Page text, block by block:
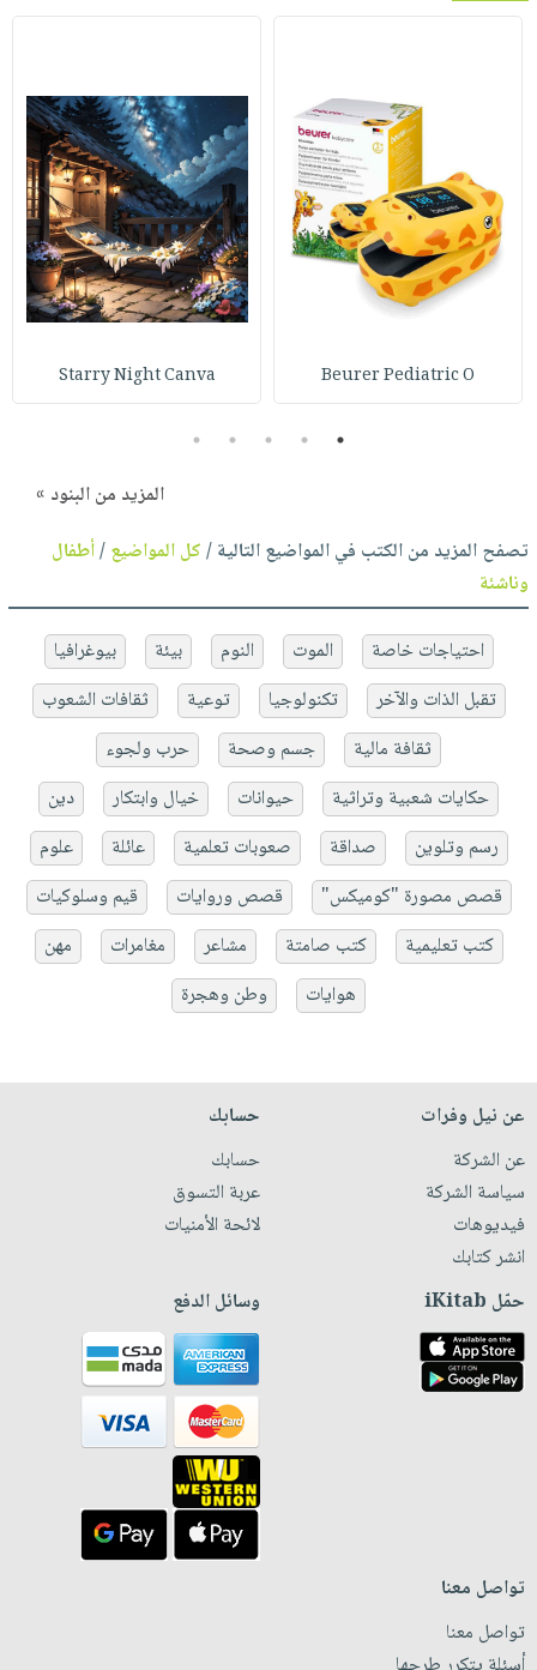
Beurer Pediatric O
Starry Night Canva
1
2
3
4
5
المزيد من البنود »
تصفح المزيد من الكتب في المواضيع التالية /كل المواضيع/أطفال
وناشئة
احتياجات خاصة الموت النوم بيئة
بيوغرافيا
تقبل الذات والآخر
تكنولوجيا توعية
ثقافات الشعوب
ثقافة مالية
جسم وصحة
حرب ولجوء
حكايات شعبية وتراثية
حيوانات خيال وابتكار
دين
رسم وتلوين
صداقة صعوبات تعلمية عائلة
علوم
قصص مصورة "كوميكس"
قصص وروايات
قيم وسلوكيات
كتب تعليمية
كتب صامتة مشاعر مغامرات
مهن
هوايات
وطن وهجرة
عن نيل وفرات
عن الشركة
سياسة الشركة
فيديوهات
انشر كتابك
حسابك
حسابك
عربة التسوق
لائحة الأمنيات
حمّل iKitab وسائل الدفع
تواصل معنا
تواصل معنا